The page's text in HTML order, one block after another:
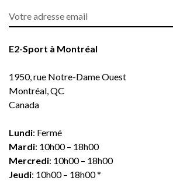
E2-Sport à Montréal
1950, rue Notre-Dame Ouest
Montréal, QC
Canada
Lundi: Fermé
Mardi: 10h00 – 18h00
Mercredi: 10h00 – 18h00
Jeudi: 10h00 – 18h00 *